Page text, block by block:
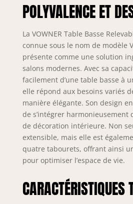
bureau à domicile ou
manger. [STRUCTURE
DURABLE] : Châssis de
hydraulique à gaz en
qualité, meilleur que le
compression
soulever la table sans
bruit. La construction
matériaux
la durabilité et la
table, qui ne tremblera
[GRANDE CAPACITÉ] :
Le plateau de la table
suffisamment
travailler ou manger,
compartiment caché
dessous et un tiroir.
39.4 "x 19.7 "x17.3'',
entièrement déployée :
POLYVALENCE ET
La VOWNER Table Basse
connue sous le nom de modèle
présente comme une solution
salons modernes. Avec sa
facilement d’une table basse à
elle répond aux besoins variés
manière élégante. Son design
de s’intégrer harmonieusement
de décoration intérieure. Non
extensible, mais elle est
quatre tabourets, offrant ainsi
pour optimiser l’espace de vie.
CARACTÉRISTIQUES